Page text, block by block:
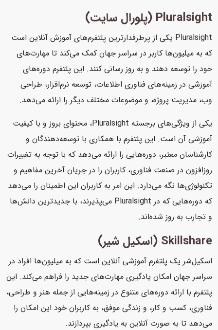
Pluralsight (پلورال سایت)
Pluralsight یکی از پرطرفدارترین پلتفرم‌های آموزش آنلاین است
که به میلیون‌ها کاربر در سراسر جهان کمک می‌کند تا مهارت‌های
خود را توسعه دهند و به روز رسانی کنند. این پلتفرم دوره‌های
آموزشی در زمینه‌های فناوری اطلاعات، توسعه نرم‌افزار، طراحی
وب، مدیریت پروژه، و موضوعات مختلف دیگر را ارائه می‌دهد.
یکی از ویژگی‌های برجسته Pluralsight، محتوای بروز و با کیفیت
آموزشی آن است. این پلتفرم با همکاری با توسعه‌دهندگان و
کارشناسان معتبر، دوره‌هایی را ارائه می‌دهد که با توجه به تغییرات
روزافزون در صنعت فناوری، کاربران را در جریان آخرین مفاهیم و
تکنولوژی‌ها نگه می‌دارد. این امر به کاربران این اطمینان را می‌دهد
که دوره‌هایی که در Pluralsight می‌پذیرند، با جدیدترین دانش‌ها
و تجارب به روز شده‌اند.
Skillshare (اسکیل شیر)
اسکیل‌شر یک پلتفرم آموزشی آنلاین است که به میلیون‌ها افراد در
سراسر جهان امکان یادگیری مهارت‌های جدید را فراهم می‌کند. این
پلتفرم با ارائه دوره‌های متنوع در زمینه‌هایی از جمله هنر و طراحی،
فناوری، کسب و کار، و زندگی موفق، به کاربران خود این امکان را
می‌دهد تا به صورت آنلاین به یادگیری بپردازند.